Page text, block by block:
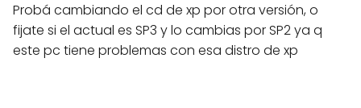
Probá cambiando el cd de xp por otra versión, o
fijate si el actual es SP3 y lo cambias por SP2 ya q
este pc tiene problemas con esa distro de xp